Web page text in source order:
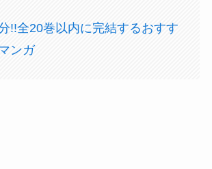
!!全20巻以内に完結するおすす
ンガ